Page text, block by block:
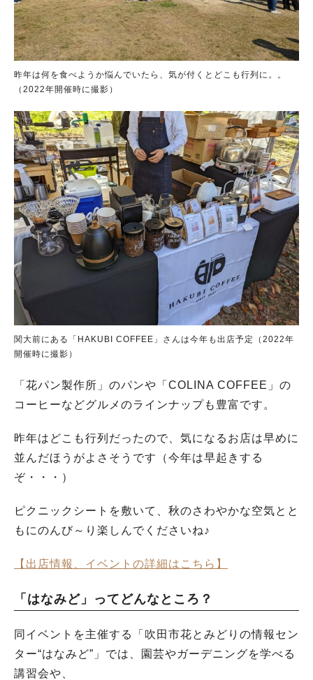
昨年は何を食べようか悩んでいたら、気が付くとどこも行列に。。
（2022年開催時に撮影）
関大前にある「HAKUBI COFFEE」さんは今年も出店予定（2022年
開催時に撮影）
「花パン製作所」のパンや「COLINA COFFEE」の
コーヒーなどグルメのラインナップも豊富です。
昨年はどこも行列だったので、気になるお店は早めに
並んだほうがよさそうです（今年は早起きする
ぞ・・・）
ピクニックシートを敷いて、秋のさわやかな空気とと
もにのんび～り楽しんでくださいね♪
【出店情報、イベントの詳細はこちら】
「はなみど」ってどんなところ？
同イベントを主催する「吹田市花とみどりの情報セン
ター“はなみど”」では、園芸やガーデニングを学べる
講習会や、